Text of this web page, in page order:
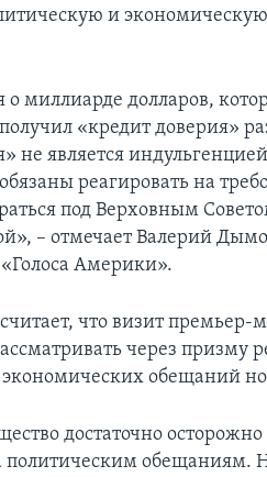
и
о миллиарде долларов,
«кредит доверия»
не является
реагировать на
под Верховным
– отмечает Валерий
Америки».
что визит
через призму
обещаний
достаточно
политическим обещаниям.